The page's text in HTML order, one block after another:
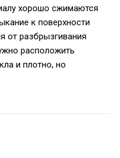
хорошо сжимаются
к поверхности
от разбрызгивания
расположить
и плотно, но